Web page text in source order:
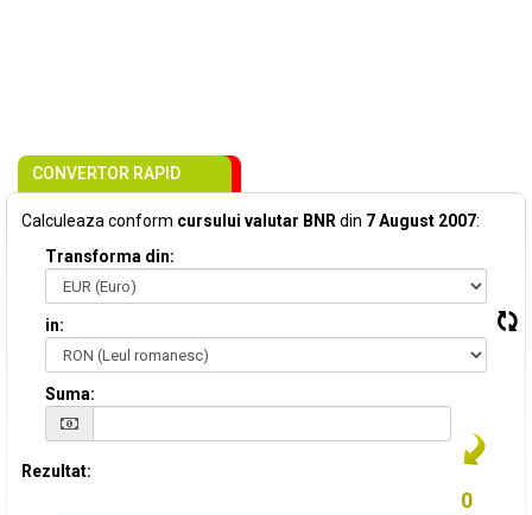
CONVERTOR RAPID
Calculeaza conform cursului valutar BNR din 7 August 2007:
Transforma din:
in:
Suma:
Rezultat: